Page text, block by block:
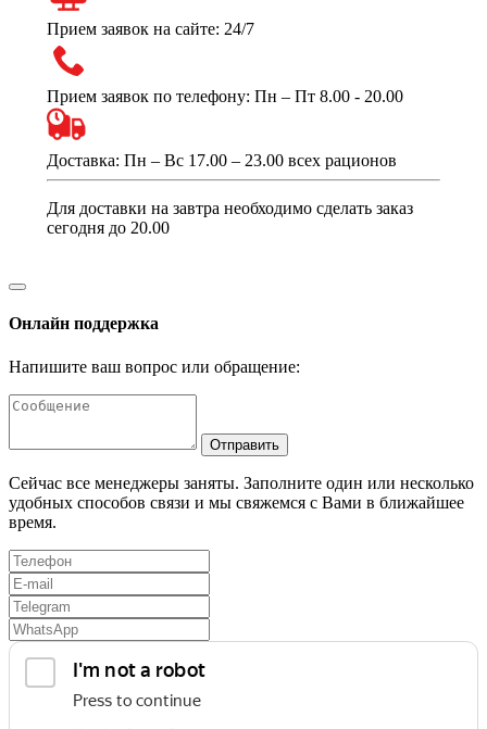
Прием заявок на сайте: 24/7
Прием заявок по телефону: Пн – Пт 8.00 - 20.00
Доставка: Пн – Вс 17.00 – 23.00 всех рационов
Для доставки на завтра необходимо сделать заказ
сегодня до 20.00
Онлайн поддержка
Напишите ваш вопрос или обращение:
Отправить
Сейчас все менеджеры заняты. Заполните один или несколько
удобных способов связи и мы свяжемся с Вами в ближайшее
время.